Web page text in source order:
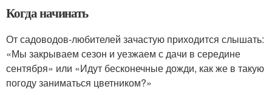
Когда начинать
От садоводов‑любителей зачастую приходится слышать:
«Мы закрываем сезон и уезжаем с дачи в середине
сентября» или «Идут бесконечные дожди, как же в такую
погоду заниматься цветником?»